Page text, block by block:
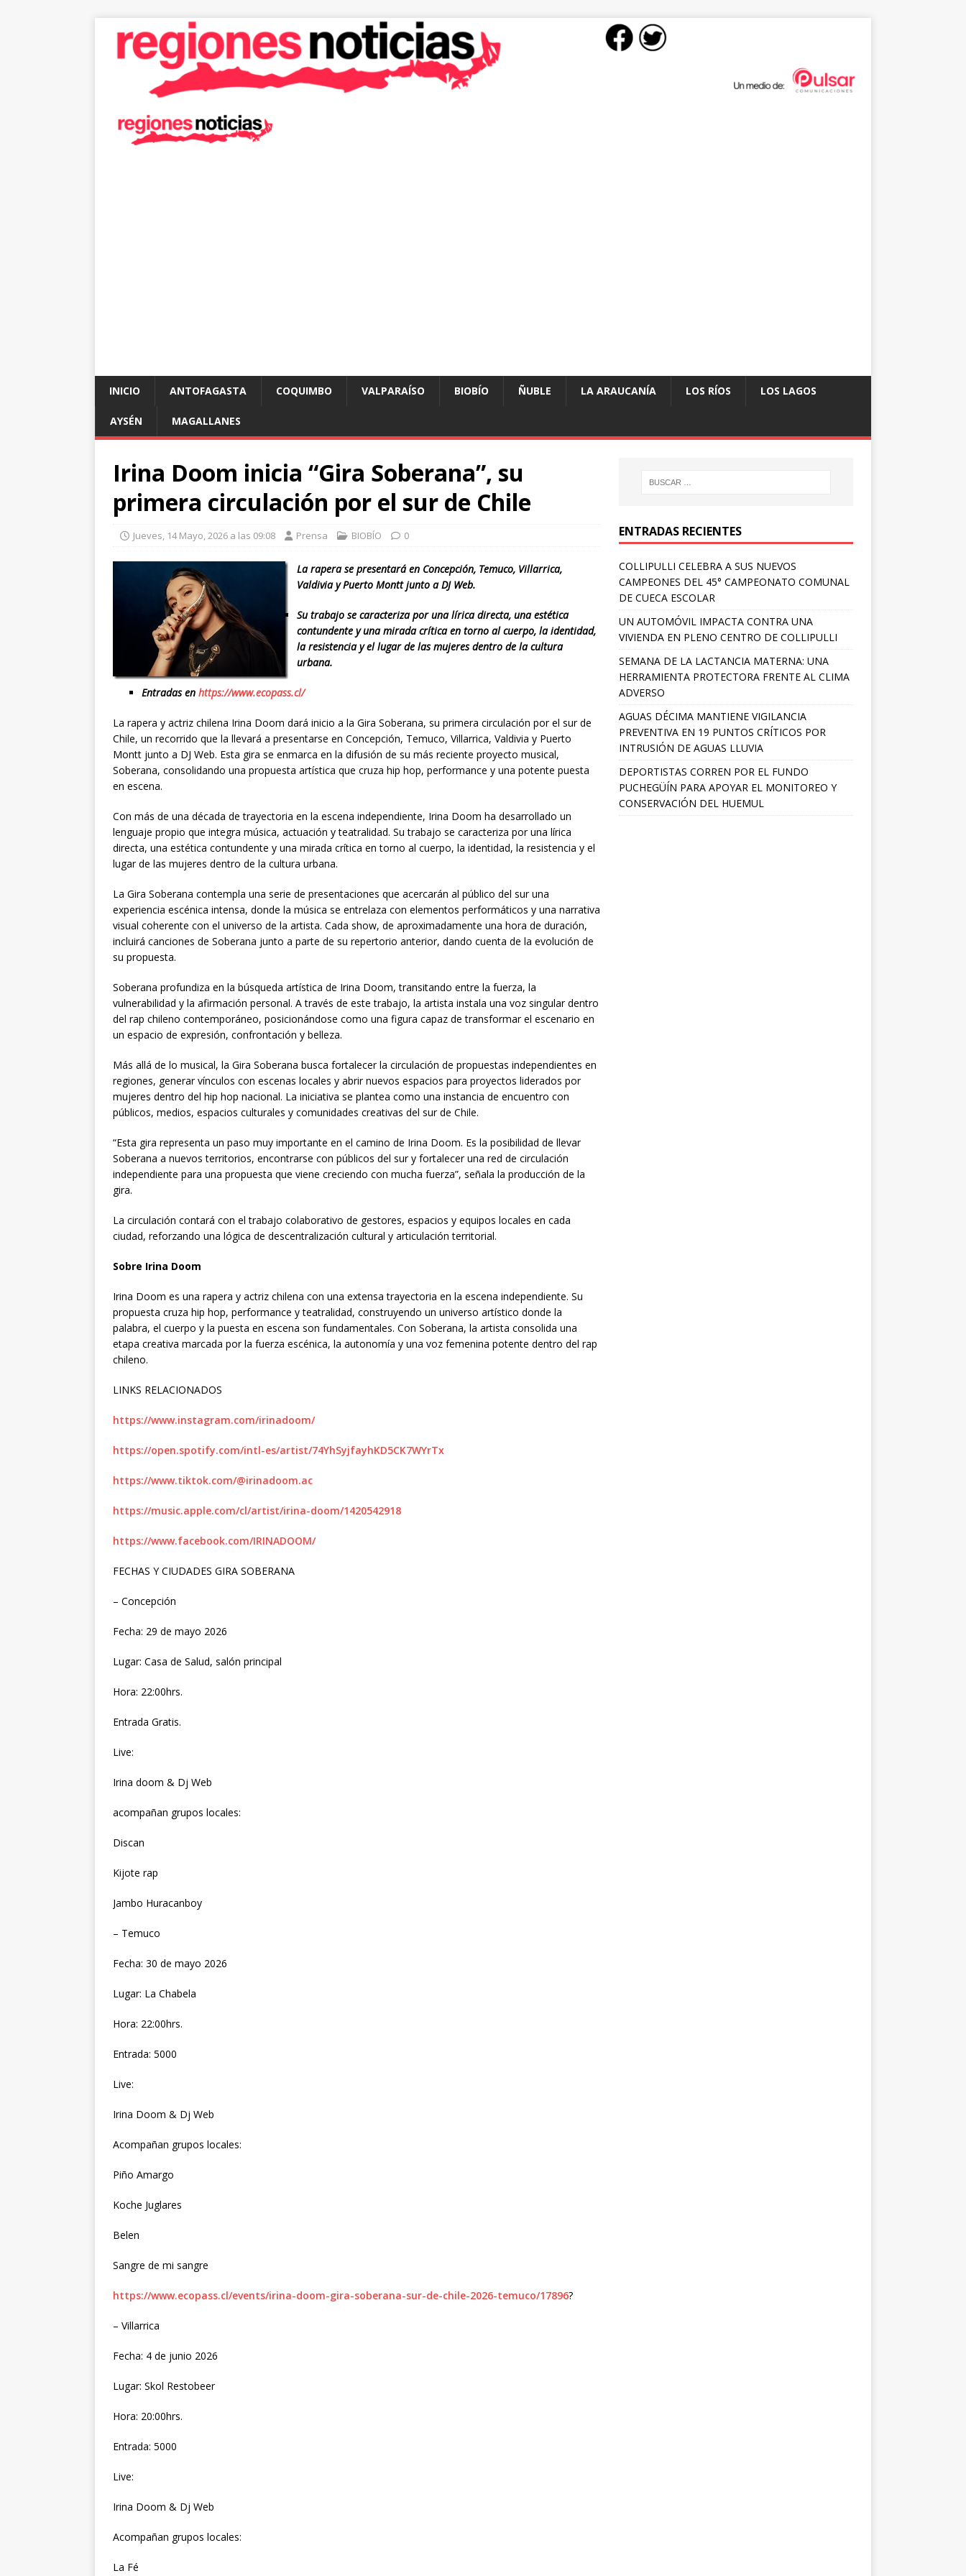
INICIO ANTOFAGASTA COQUIMBO VALPARAÍSO BIOBÍO ÑUBLE LA ARAUCANÍA LOS RÍOS LOS LAGOS
AYSÉN MAGALLANES
Irina Doom inicia “Gira Soberana”, su
primera circulación por el sur de Chile
Jueves, 14 Mayo, 2026 a las 09:08 Prensa BIOBÍO 0
La rapera se presentará en Concepción, Temuco, Villarrica,
Valdivia y Puerto Montt junto a DJ Web.
Su trabajo se caracteriza por una lírica directa, una estética
contundente y una mirada crítica en torno al cuerpo, la identidad,
la resistencia y el lugar de las mujeres dentro de la cultura
urbana.
Entradas en https://www.ecopass.cl/
La rapera y actriz chilena Irina Doom dará inicio a la Gira Soberana, su primera circulación por el sur de
Chile, un recorrido que la llevará a presentarse en Concepción, Temuco, Villarrica, Valdivia y Puerto
Montt junto a DJ Web. Esta gira se enmarca en la difusión de su más reciente proyecto musical,
Soberana, consolidando una propuesta artística que cruza hip hop, performance y una potente puesta
en escena.
Con más de una década de trayectoria en la escena independiente, Irina Doom ha desarrollado un
lenguaje propio que integra música, actuación y teatralidad. Su trabajo se caracteriza por una lírica
directa, una estética contundente y una mirada crítica en torno al cuerpo, la identidad, la resistencia y el
lugar de las mujeres dentro de la cultura urbana.
La Gira Soberana contempla una serie de presentaciones que acercarán al público del sur una
experiencia escénica intensa, donde la música se entrelaza con elementos performáticos y una narrativa
visual coherente con el universo de la artista. Cada show, de aproximadamente una hora de duración,
incluirá canciones de Soberana junto a parte de su repertorio anterior, dando cuenta de la evolución de
su propuesta.
Soberana profundiza en la búsqueda artística de Irina Doom, transitando entre la fuerza, la
vulnerabilidad y la afirmación personal. A través de este trabajo, la artista instala una voz singular dentro
del rap chileno contemporáneo, posicionándose como una figura capaz de transformar el escenario en
un espacio de expresión, confrontación y belleza.
Más allá de lo musical, la Gira Soberana busca fortalecer la circulación de propuestas independientes en
regiones, generar vínculos con escenas locales y abrir nuevos espacios para proyectos liderados por
mujeres dentro del hip hop nacional. La iniciativa se plantea como una instancia de encuentro con
públicos, medios, espacios culturales y comunidades creativas del sur de Chile.
“Esta gira representa un paso muy importante en el camino de Irina Doom. Es la posibilidad de llevar
Soberana a nuevos territorios, encontrarse con públicos del sur y fortalecer una red de circulación
independiente para una propuesta que viene creciendo con mucha fuerza”, señala la producción de la
gira.
La circulación contará con el trabajo colaborativo de gestores, espacios y equipos locales en cada
ciudad, reforzando una lógica de descentralización cultural y articulación territorial.
Sobre Irina Doom
Irina Doom es una rapera y actriz chilena con una extensa trayectoria en la escena independiente. Su
propuesta cruza hip hop, performance y teatralidad, construyendo un universo artístico donde la
palabra, el cuerpo y la puesta en escena son fundamentales. Con Soberana, la artista consolida una
etapa creativa marcada por la fuerza escénica, la autonomía y una voz femenina potente dentro del rap
chileno.
LINKS RELACIONADOS
https://www.instagram.com/irinadoom/
https://open.spotify.com/intl-es/artist/74YhSyjfayhKD5CK7WYrTx
https://www.tiktok.com/@irinadoom.ac
https://music.apple.com/cl/artist/irina-doom/1420542918
https://www.facebook.com/IRINADOOM/
FECHAS Y CIUDADES GIRA SOBERANA
– Concepción
Fecha: 29 de mayo 2026
Lugar: Casa de Salud, salón principal
Hora: 22:00hrs.
Entrada Gratis.
Live:
Irina doom & Dj Web
acompañan grupos locales:
Discan
Kijote rap
Jambo Huracanboy
– Temuco
Fecha: 30 de mayo 2026
Lugar: La Chabela
Hora: 22:00hrs.
Entrada: 5000
Live:
Irina Doom & Dj Web
Acompañan grupos locales:
Piño Amargo
Koche Juglares
Belen
Sangre de mi sangre
https://www.ecopass.cl/events/irina-doom-gira-soberana-sur-de-chile-2026-temuco/17896?
– Villarrica
Fecha: 4 de junio 2026
Lugar: Skol Restobeer
Hora: 20:00hrs.
Entrada: 5000
Live:
Irina Doom & Dj Web
Acompañan grupos locales:
La Fé
ENTRADAS RECIENTES
COLLIPULLI CELEBRA A SUS NUEVOS
CAMPEONES DEL 45° CAMPEONATO COMUNAL
DE CUECA ESCOLAR
UN AUTOMÓVIL IMPACTA CONTRA UNA
VIVIENDA EN PLENO CENTRO DE COLLIPULLI
SEMANA DE LA LACTANCIA MATERNA: UNA
HERRAMIENTA PROTECTORA FRENTE AL CLIMA
ADVERSO
AGUAS DÉCIMA MANTIENE VIGILANCIA
PREVENTIVA EN 19 PUNTOS CRÍTICOS POR
INTRUSIÓN DE AGUAS LLUVIA
DEPORTISTAS CORREN POR EL FUNDO
PUCHEGÜÍN PARA APOYAR EL MONITOREO Y
CONSERVACIÓN DEL HUEMUL